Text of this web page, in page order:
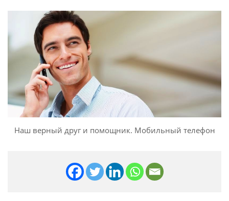
Наш верный друг и помощник. Мобильный телефон